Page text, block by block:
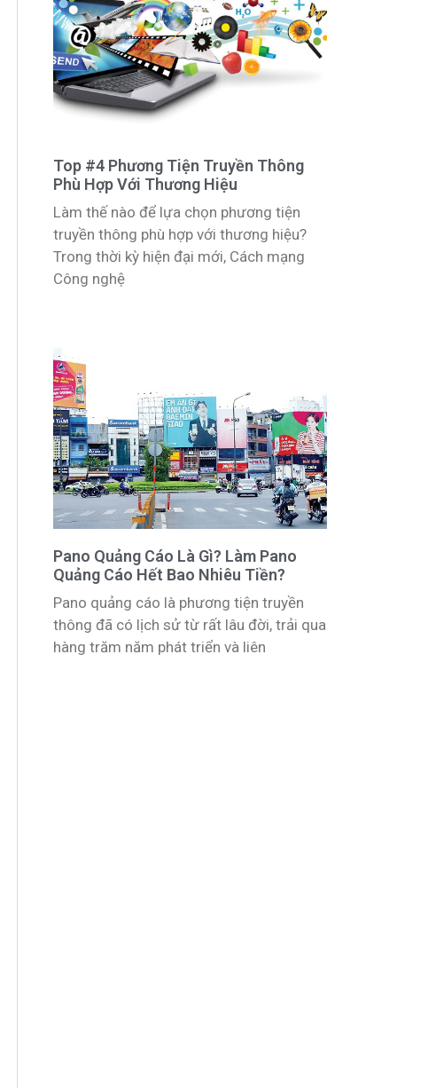
Top #4 Phương Tiện Truyền Thông
Phù Hợp Với Thương Hiệu
Làm thế nào để lựa chọn phương tiện
truyền thông phù hợp với thương hiệu?
Trong thời kỳ hiện đại mới, Cách mạng
Công nghệ
Pano Quảng Cáo Là Gì? Làm Pano
Quảng Cáo Hết Bao Nhiêu Tiền?
Pano quảng cáo là phương tiện truyền
thông đã có lịch sử từ rất lâu đời, trải qua
hàng trăm năm phát triển và liên